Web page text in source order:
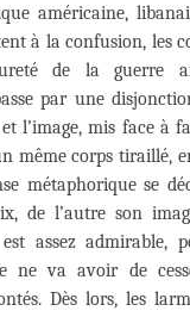
américaine,
à la confusion, les
de la guerre
par une
l’image, mis face à
même corps tiraillé,
métaphorique se
de l’autre son
assez admirable,
ne va avoir de
Dès lors, les